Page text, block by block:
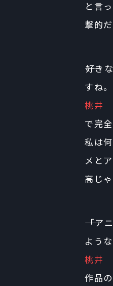
と言
撃的
――好
すね。
桃井
で完
私は
メと
高じ
――「
よう
桃井
作品